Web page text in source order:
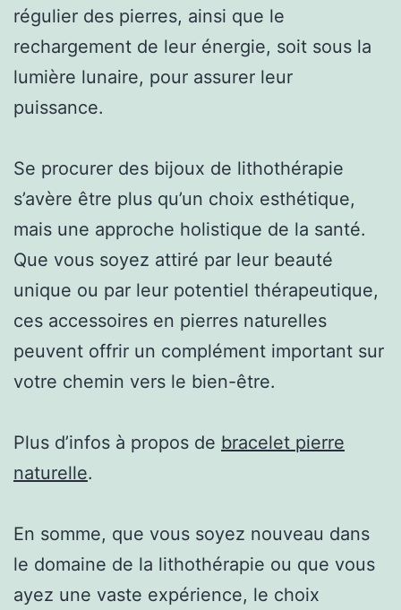
régulier des pierres, ainsi que le
rechargement de leur énergie, soit sous la
lumière lunaire, pour assurer leur
puissance.
Se procurer des bijoux de lithothérapie
s’avère être plus qu’un choix esthétique,
mais une approche holistique de la santé.
Que vous soyez attiré par leur beauté
unique ou par leur potentiel thérapeutique,
ces accessoires en pierres naturelles
peuvent offrir un complément important sur
votre chemin vers le bien-être.
Plus d’infos à propos de bracelet pierre
naturelle.
En somme, que vous soyez nouveau dans
le domaine de la lithothérapie ou que vous
ayez une vaste expérience, le choix